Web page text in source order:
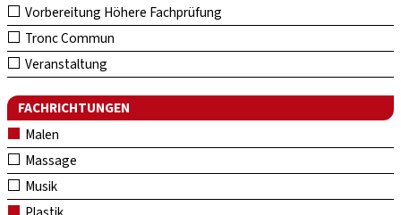
Vorbereitung Höhere Fachprüfung
Tronc Commun
Veranstaltung
FACHRICHTUNGEN
Malen
Massage
Musik